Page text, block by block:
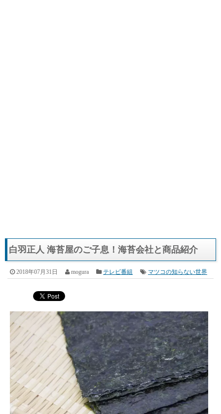
白羽正人 海苔屋のご子息！海苔会社と商品紹介
2018年07月31日 mogura テレビ番組 マツコの知らない世界